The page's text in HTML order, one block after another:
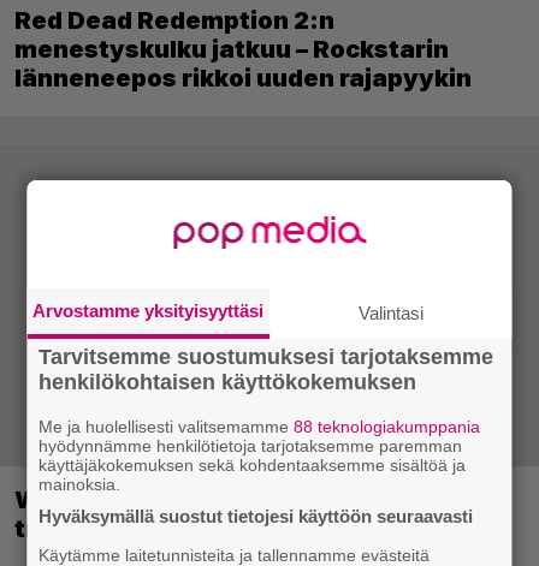
Red Dead Redemption 2:n
menestyskulku jatkuu – Rockstarin
länneneepos rikkoi uuden rajapyykin
Wreckfest 2 sai rallienglannintäyteisen
trailerin
Arvostamme yksityisyyttäsi Valintasi
Tarvitsemme suostumuksesi tarjotaksemme
henkilökohtaisen käyttökokemuksen
Me ja huolellisesti valitsemamme88 teknologiakumppania
hyödynnämme henkilötietoja tarjotaksemme paremman
käyttäjäkokemuksen sekä kohdentaaksemme sisältöä ja
mainoksia.
Hyväksymällä suostut tietojesi käyttöön seuraavasti
Käytämme laitetunnisteita ja tallennamme evästeitä